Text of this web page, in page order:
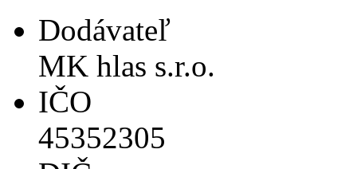
Dodávateľ
MK hlas s.r.o.
IČO
45352305